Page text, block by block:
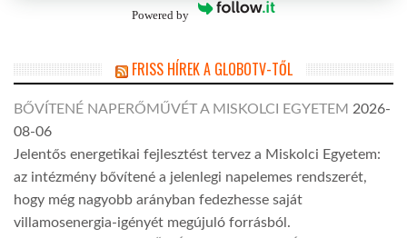
Powered by
FRISS HÍREK A GLOBOTV-TŐL
BŐVÍTENÉ NAPERŐMŰVÉT A MISKOLCI EGYETEM 2026-
08-06
Jelentős energetikai fejlesztést tervez a Miskolci Egyetem:
az intézmény bővítené a jelenlegi napelemes rendszerét,
hogy még nagyobb arányban fedezhesse saját
villamosenergia-igényét megújuló forrásból.